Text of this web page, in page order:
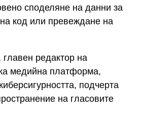
споделяне на данни за
код или превеждане на
редактор на
медийна платформа,
подчерта
на гласовите